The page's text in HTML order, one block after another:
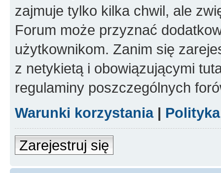
zajmuje tylko kilka chwil, ale
Forum może przyznać
użytkownikom. Zanim się
z netykietą i obowiązującymi
regulaminy poszczególnych
Warunki korzystania|
Zarejestruj się